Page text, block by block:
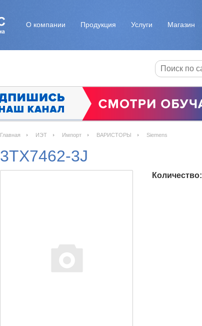
О компании Продукция Услуги Магазин
Главная ИЭТ Импорт ВАРИСТОРЫ Siemens
3TX7462-3J
Количество: